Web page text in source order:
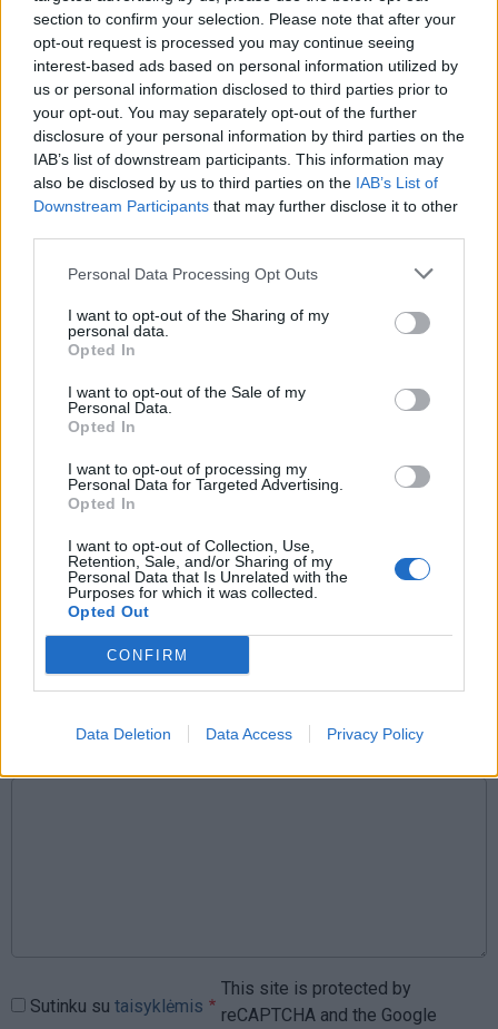
section to confirm your selection. Please note that after your
opt-out request is processed you may continue seeing
interest-based ads based on personal information utilized by
us or personal information disclosed to third parties prior to
your opt-out. You may separately opt-out of the further
disclosure of your personal information by third parties on the
IAB’s list of downstream participants. This information may
also be disclosed by us to third parties on the IAB’s List of
Downstream Participants that may further disclose it to other
Personal Data Processing Opt Outs
I want to opt-out of the Sharing of my
personal data.
Opted In
I want to opt-out of the Sale of my
Personal Data.
Opted In
I want to opt-out of processing my
Personal Data for Targeted Advertising.
Opted In
I want to opt-out of Collection, Use,
Retention, Sale, and/or Sharing of my
Personal Data that Is Unrelated with the
Purposes for which it was collected.
Opted Out
CONFIRM
Data Deletion Data Access Privacy Policy
Pelių ir žiurkių baubas: kas
graužikus gąsdina labiau nei
nuodai
Rekordiškai nusekęs Dunojus
atidengė II pasaulinio karo laikų
radinius
Mirė garsi lietuvių aktorė: „Jos
Raktažodžiai formulė 1
Komentarai
Rašyti komentarą
Jūsų vardas
Sutinku su taisyklėmis
This site is protected by
reCAPTCHA and the Google